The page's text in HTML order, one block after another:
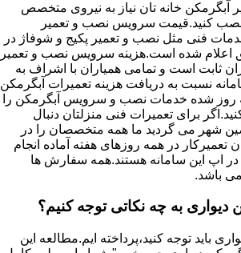
آبگرمکن خانه تان نیاز به نیروی متخصص
نصب کنید.قیمت سرویس نصب و تعمیر
فنی مثل نصب و تعمیر پکیج و شوفاژ در
اعلام شده است.هزینه سرویس نصب و تعمیر
ثابت است و تمامی همیاران با اشراف به
نسبت به دریافت هزینه تعمیرات آبگرمکن
روز شده خدمات نصب و سرویس آبگرمکن را
برای تعمیرات فنی منزلتان دنبال
شهر می گردید ما همه متخصصان را در
تعمیرکار در همه روزهای هفته آماده انجام
اپ این سامانه هستند.همه سفارش ها
باشد.
دیواری به چه نکاتی توجه کنیم؟
باید توجه کنید،پرداخته ایم.مطالعه این